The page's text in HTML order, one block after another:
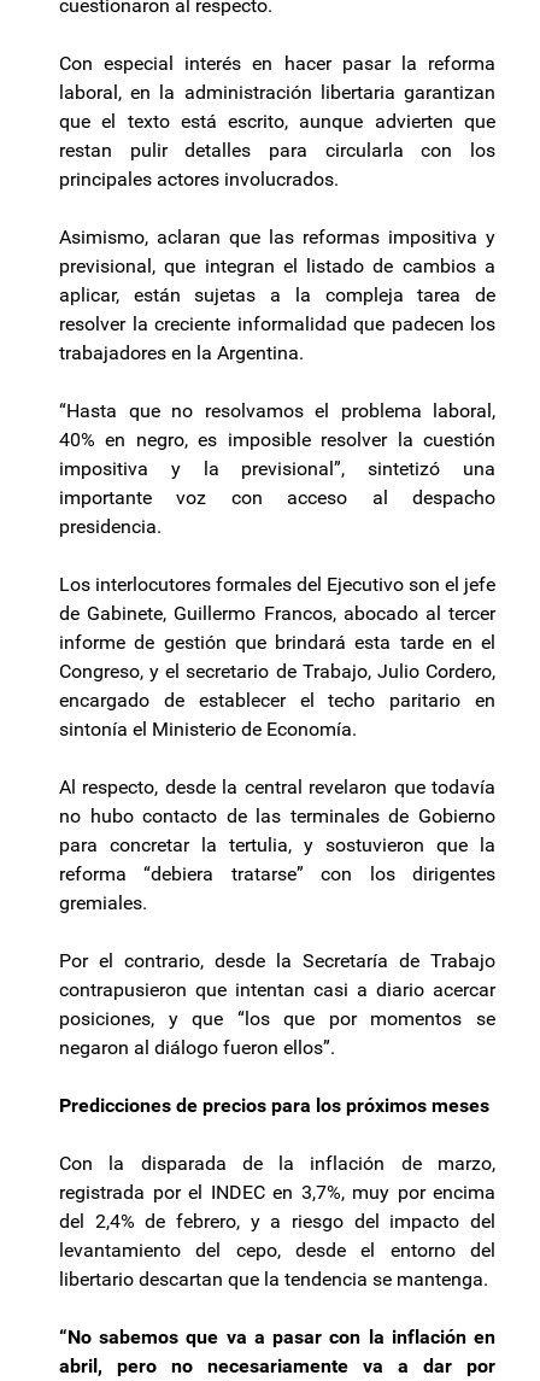
cuestionaron al respecto.
Con especial interés en hacer pasar la reforma
laboral, en la administración libertaria garantizan
que el texto está escrito, aunque advierten que
restan pulir detalles para circularla con los
principales actores involucrados.
Asimismo, aclaran que las reformas impositiva y
previsional, que integran el listado de cambios a
aplicar, están sujetas a la compleja tarea de
resolver la creciente informalidad que padecen los
trabajadores en la Argentina.
“Hasta que no resolvamos el problema laboral,
40% en negro, es imposible resolver la cuestión
impositiva y la previsional”, sintetizó una
importante voz con acceso al despacho
presidencia.
Los interlocutores formales del Ejecutivo son el jefe
de Gabinete, Guillermo Francos, abocado al tercer
informe de gestión que brindará esta tarde en el
Congreso, y el secretario de Trabajo, Julio Cordero,
encargado de establecer el techo paritario en
sintonía el Ministerio de Economía.
Al respecto, desde la central revelaron que todavía
no hubo contacto de las terminales de Gobierno
para concretar la tertulia, y sostuvieron que la
reforma “debiera tratarse” con los dirigentes
gremiales.
Por el contrario, desde la Secretaría de Trabajo
contrapusieron que intentan casi a diario acercar
posiciones, y que “los que por momentos se
negaron al diálogo fueron ellos”.
Predicciones de precios para los próximos meses
Con la disparada de la inflación de marzo,
registrada por el INDEC en 3,7%, muy por encima
del 2,4% de febrero, y a riesgo del impacto del
levantamiento del cepo, desde el entorno del
libertario descartan que la tendencia se mantenga.
“No sabemos que va a pasar con la inflación en
abril, pero no necesariamente va a dar por